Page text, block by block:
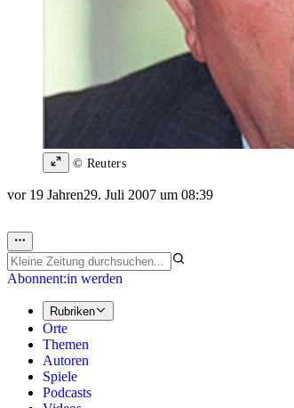
© Reuters
vor 19 Jahren29. Juli 2007 um 08:39
Abonnent:in werden
Rubriken
Orte
Themen
Autoren
Spiele
Podcasts